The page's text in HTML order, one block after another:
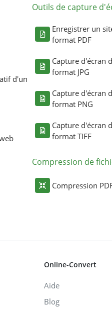
d'un
Outils de capture
Enregistrer un
format PDF
Capture d'écran
format JPG
Capture d'écran
format PNG
Capture d'écran
format TIFF
Compression de
Compression
Online-Convert
Aide
Blog